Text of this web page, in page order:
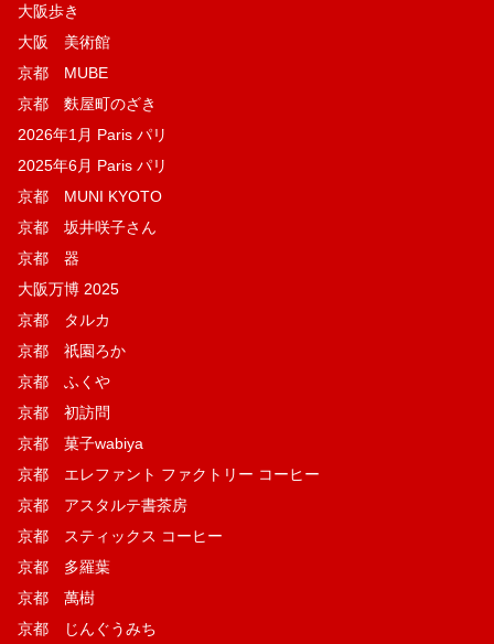
大阪歩き
大阪 美術館
京都 MUBE
京都 麩屋町のざき
2026年1月 Paris パリ
2025年6月 Paris パリ
京都 MUNI KYOTO
京都 坂井咲子さん
京都 器
大阪万博 2025
京都 タルカ
京都 祇園ろか
京都 ふくや
京都 初訪問
京都 菓子wabiya
京都 エレファント ファクトリー コーヒー
京都 アスタルテ書茶房
京都 スティックス コーヒー
京都 多羅葉
京都 萬樹
京都 じんぐうみち